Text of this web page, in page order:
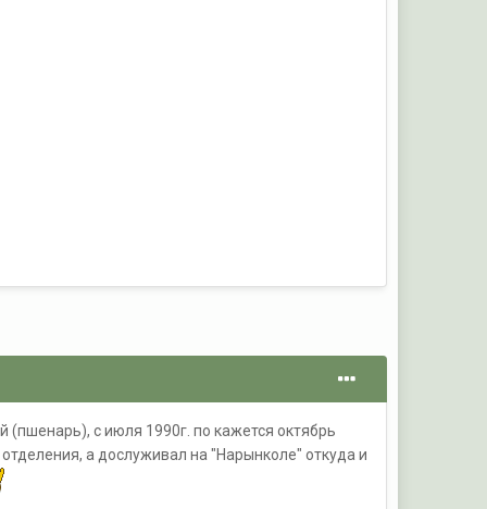
с июля 1990г. по кажется октябрь
а дослуживал на "Нарынколе" откуда и